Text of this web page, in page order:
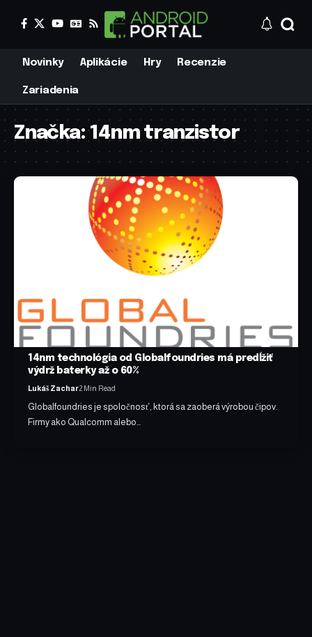
Novinky Aplikácie Hry Recenzie
Zariadenia
Značka:14nm tranzistor
14nm technológia od Globalfoundries má predĺžiť
výdrž baterky až o 60%
Lukáš Zachar2 Min Read
Globalfoundries je spoločnosť, ktorá sa zaoberá výrobou čipov.
Firmy ako Qualcomm alebo…